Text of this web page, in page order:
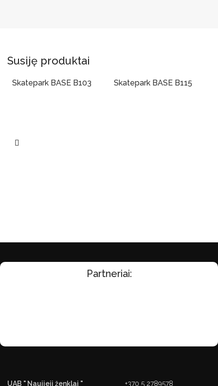
Susiję produktai
Skatepark BASE B103 Skatepark BASE B115
Partneriai:
UAB " Naujieji ženklai " +370 5 2789578